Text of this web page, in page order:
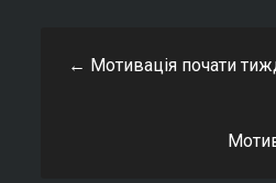
← Мотивація почати